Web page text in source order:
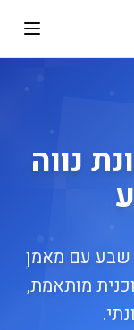
נווה
שבע עם מאמן
מותאמת,